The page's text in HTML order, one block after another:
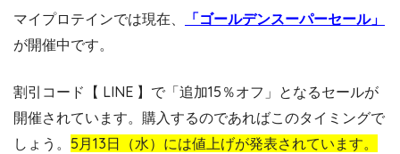
マイプロテインでは現在、
「ゴールデンスーパーセール」
が開催中です。
割引コード【 LINE 】で「追加15％オフ」となるセールが
開催されています。購入するのであればこのタイミングで
しょう。 5月13日（水）には値上げが発表されています。